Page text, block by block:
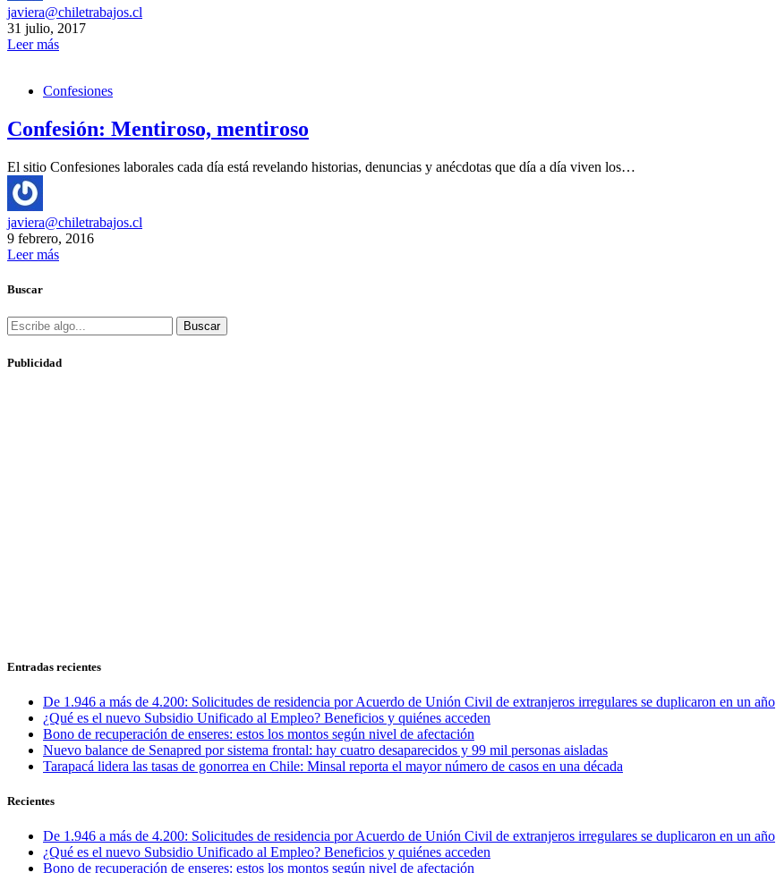
javiera@chiletrabajos.cl
31 julio, 2017
Leer más
Confesiones
Confesión: Mentiroso, mentiroso
El sitio Confesiones laborales cada día está revelando historias, denuncias y anécdotas que día a día viven los…
javiera@chiletrabajos.cl
9 febrero, 2016
Leer más
Buscar
Buscar
Publicidad
Entradas recientes
De 1.946 a más de 4.200: Solicitudes de residencia por Acuerdo de Unión Civil de extranjeros irregulares se duplicaron en un año
¿Qué es el nuevo Subsidio Unificado al Empleo? Beneficios y quiénes acceden
Bono de recuperación de enseres: estos los montos según nivel de afectación
Nuevo balance de Senapred por sistema frontal: hay cuatro desaparecidos y 99 mil personas aisladas
Tarapacá lidera las tasas de gonorrea en Chile: Minsal reporta el mayor número de casos en una década
Recientes
De 1.946 a más de 4.200: Solicitudes de residencia por Acuerdo de Unión Civil de extranjeros irregulares se duplicaron en un año
¿Qué es el nuevo Subsidio Unificado al Empleo? Beneficios y quiénes acceden
Bono de recuperación de enseres: estos los montos según nivel de afectación